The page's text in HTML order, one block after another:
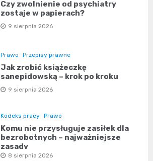
Czy zwolnienie od psychiatry
zostaje w papierach?
9 sierpnia 2026
Prawo Przepisy prawne
Jak zrobić książeczkę
sanepidowską – krok po kroku
9 sierpnia 2026
Kodeks pracy Prawo
Komu nie przysługuje zasiłek dla
bezrobotnych – najważniejsze
zasady
8 sierpnia 2026